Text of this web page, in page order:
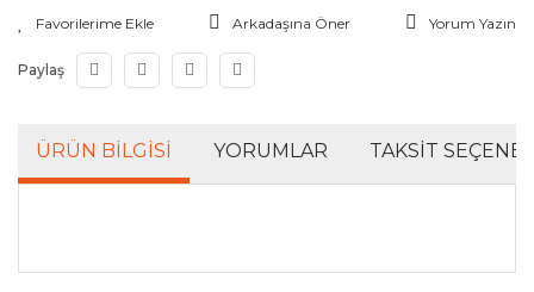
Arkadaşına Öner Yorum Yazın
Paylaş
ÜRÜN BILGISI YORUMLAR TAKSIT
Bu ürünün fiyat bilgisi, resim, ürün açıklamalarında ve